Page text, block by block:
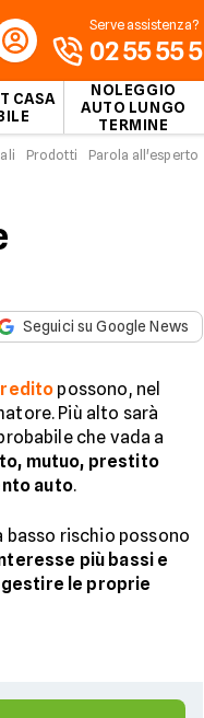
CASA
NOLEGGIO
AUTO LUNGO
TERMINE
Serve assistenza?
02 55 55 5
Prodotti Parola all'esperto
Seguici su Google News
possono, nel
Più alto sarà
che vada a
mutuo, prestito
auto.
rischio possono
più bassi e
le proprie